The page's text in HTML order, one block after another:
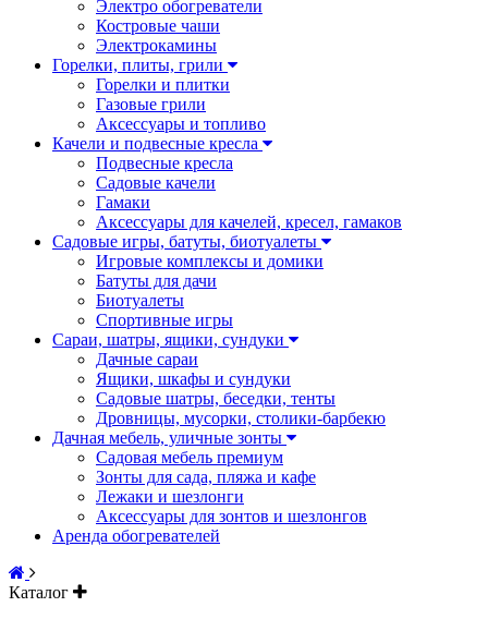
Электро обогреватели
Костровые чаши
Электрокамины
Горелки, плиты, грили
Горелки и плитки
Газовые грили
Аксессуары и топливо
Качели и подвесные кресла
Подвесные кресла
Садовые качели
Гамаки
Аксессуары для качелей, кресел, гамаков
Садовые игры, батуты, биотуалеты
Игровые комплексы и домики
Батуты для дачи
Биотуалеты
Спортивные игры
Сараи, шатры, ящики, сундуки
Дачные сараи
Ящики, шкафы и сундуки
Садовые шатры, беседки, тенты
Дровницы, мусорки, столики-барбекю
Дачная мебель, уличные зонты
Садовая мебель премиум
Зонты для сада, пляжа и кафе
Лежаки и шезлонги
Аксессуары для зонтов и шезлонгов
Аренда обогревателей
Каталог